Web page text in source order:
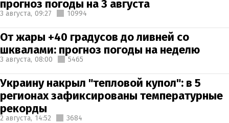
прогноз погоды на 3 августа
3 августа, 09:27 10994
От жары +40 градусов до ливней со
шквалами: прогноз погоды на неделю
3 августа, 08:00 5465
Украину накрыл "тепловой купол": в 5
регионах зафиксированы температурные
рекорды
2 августа, 14:52 3684